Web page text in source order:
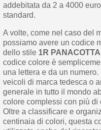
addebitata da 2 a 4000
standard.
A volte, come nel caso del
possiamo avere un codice
dello stile 1R PANACOTTA
codice colore è
una lettera e da un
veicoli di marca tedesca o
generale in tutto il mondo
colore complessi con più di
Oltre a classificare e
centinaia di colori, questa